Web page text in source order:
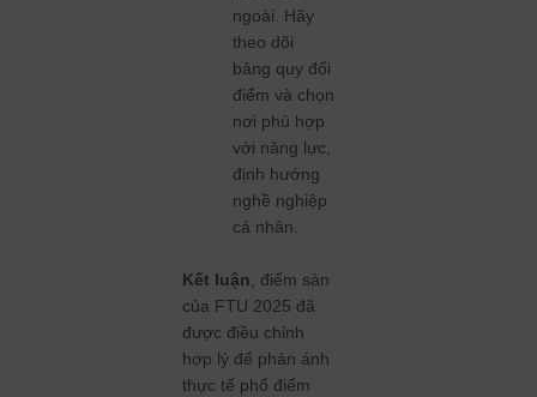
ngoài. Hãy
theo dõi
bảng quy đổi
điểm và chọn
nơi phù hợp
với năng lực,
định hướng
nghề nghiệp
cá nhân.
Kết luận , điểm sàn
của FTU 2025 đã
được điều chỉnh
hợp lý để phản ánh
thực tế phổ điểm